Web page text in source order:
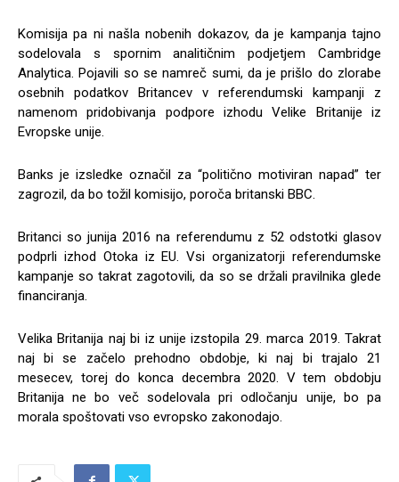
Komisija pa ni našla nobenih dokazov, da je kampanja tajno
sodelovala s spornim analitičnim podjetjem Cambridge
Analytica. Pojavili so se namreč sumi, da je prišlo do zlorabe
osebnih podatkov Britancev v referendumski kampanji z
namenom pridobivanja podpore izhodu Velike Britanije iz
Evropske unije.
Banks je izsledke označil za “politično motiviran napad” ter
zagrozil, da bo tožil komisijo, poroča britanski BBC.
Britanci so junija 2016 na referendumu z 52 odstotki glasov
podprli izhod Otoka iz EU. Vsi organizatorji referendumske
kampanje so takrat zagotovili, da so se držali pravilnika glede
financiranja.
Velika Britanija naj bi iz unije izstopila 29. marca 2019. Takrat
naj bi se začelo prehodno obdobje, ki naj bi trajalo 21
mesecev, torej do konca decembra 2020. V tem obdobju
Britanija ne bo več sodelovala pri odločanju unije, bo pa
morala spoštovati vso evropsko zakonodajo.